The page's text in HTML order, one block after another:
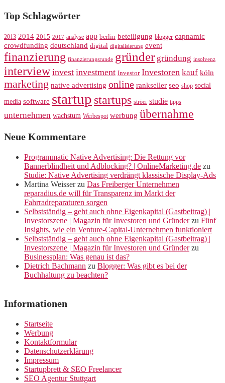
Top Schlagwörter
2013 2014 2015 2017 analyse app berlin beteiligung blogger capnamic
crowdfunding deutschland digital digitalisierung event
finanzierung finanzierungsrunde gründer gründung insolvenz
interview invest investment Investor Investoren kauf köln
marketing native advertising online rankseller seo shop social
media software startup startups ströer studie tipps
unternehmen wachstum Werbespot werbung übernahme
Neue Kommentare
Programmatic Native Advertising: Die Rettung vor
Bannerblindheit und Adblocking? | OnlineMarketing.de zu
Studie: Native Advertising verdrängt klassische Display-Ads
Martina Weisserzu Das Freiberger Unternehmen
reparadius.de will für Transparenz im Markt der
Fahrradreparaturen sorgen
Selbstständig – geht auch ohne Eigenkapital (Gastbeitrag) |
Investorszene | Magazin für Investoren und Gründerzu Fünf
Insights, wie ein Venture-Capital-Unternehmen funktioniert
Selbstständig – geht auch ohne Eigenkapital (Gastbeitrag) |
Investorszene | Magazin für Investoren und Gründerzu
Businessplan: Was genau ist das?
Dietrich Bachmann zu Blogger: Was gibt es bei der
Buchhaltung zu beachten?
Informationen
Startseite
Werbung
Kontaktformular
Datenschutzerklärung
Impressum
Startupbrett & SEO Freelancer
SEO Agentur Stuttgart